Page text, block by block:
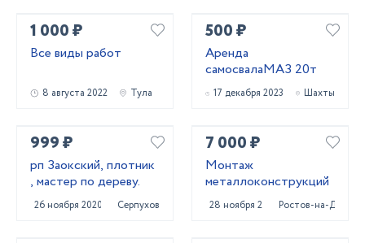
1 000 ₽
Все виды работ
8 августа 2022 Тула
500 ₽
Аренда
самосвалаМАЗ 20т
17 декабря 2023 Шахты
999 ₽
рп Заокский, плотник
, мастер по дереву.
26 ноября 2020 Серпухов
7 000 ₽
Монтаж
металлоконструкций
28 ноября 2022 Ростов-на-Дону